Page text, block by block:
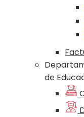
de